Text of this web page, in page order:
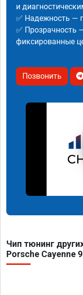
и
✅ Надежность —
✅ Прозрачность
фиксированные
Позвонить
Чип тюнинг
Porsche Cayenne